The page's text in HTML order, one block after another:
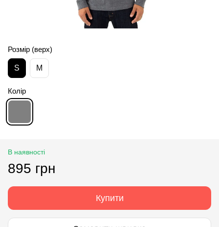
Розмір (верх)
S M
Колір
В наявності
895 грн
Купити